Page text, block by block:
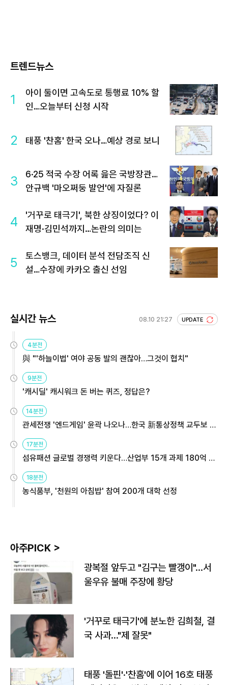
트렌드뉴스
1
아이 둘이면 고속도로 통행료 10% 할
인…오늘부터 신청 시작
2 태풍 '찬홈' 한국 오나…예상 경로 보니
3
6·25 적국 수장 어록 읊은 국방장관…
안규백 '마오쩌둥 발언'에 자질론
4
'거꾸로 태극기', 북한 상징이었다? 이
재명·김민석까지…논란의 의미는
5
토스뱅크, 데이터 분석 전담조직 신
설…수장에 카카오 출신 선임
실시간 뉴스 08.10 21:27 UPDATE
4분전
與 "'하늘이법' 여야 공동 발의 괜찮아…그것이 협치"
9분전
'캐시딜' 캐시워크 돈 버는 퀴즈, 정답은?
14분전
관세전쟁 '엔드게임' 윤곽 나오나…한국 新통상정책 교두보 활
용해야
17분전
섬유패션 글로벌 경쟁력 키운다…산업부 15개 과제 180억 지
원
18분전
농식품부, '천원의 아침밥' 참여 200개 대학 선정
아주PICK >
광복절 앞두고 "김구는 빨갱이"…서
울우유 불매 주장에 황당
'거꾸로 태극기'에 분노한 김희철, 결
국 사과…"제 잘못"
태풍 '돌핀'·'찬홈'에 이어 16호 태풍